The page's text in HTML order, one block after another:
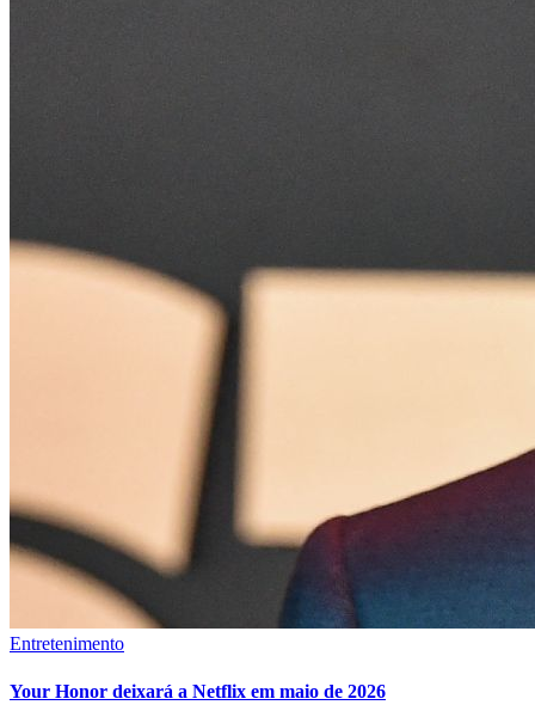
Entretenimento
Your Honor deixará a Netflix em maio de 2026